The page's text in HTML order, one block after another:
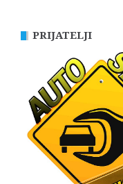
PRIJATELJI